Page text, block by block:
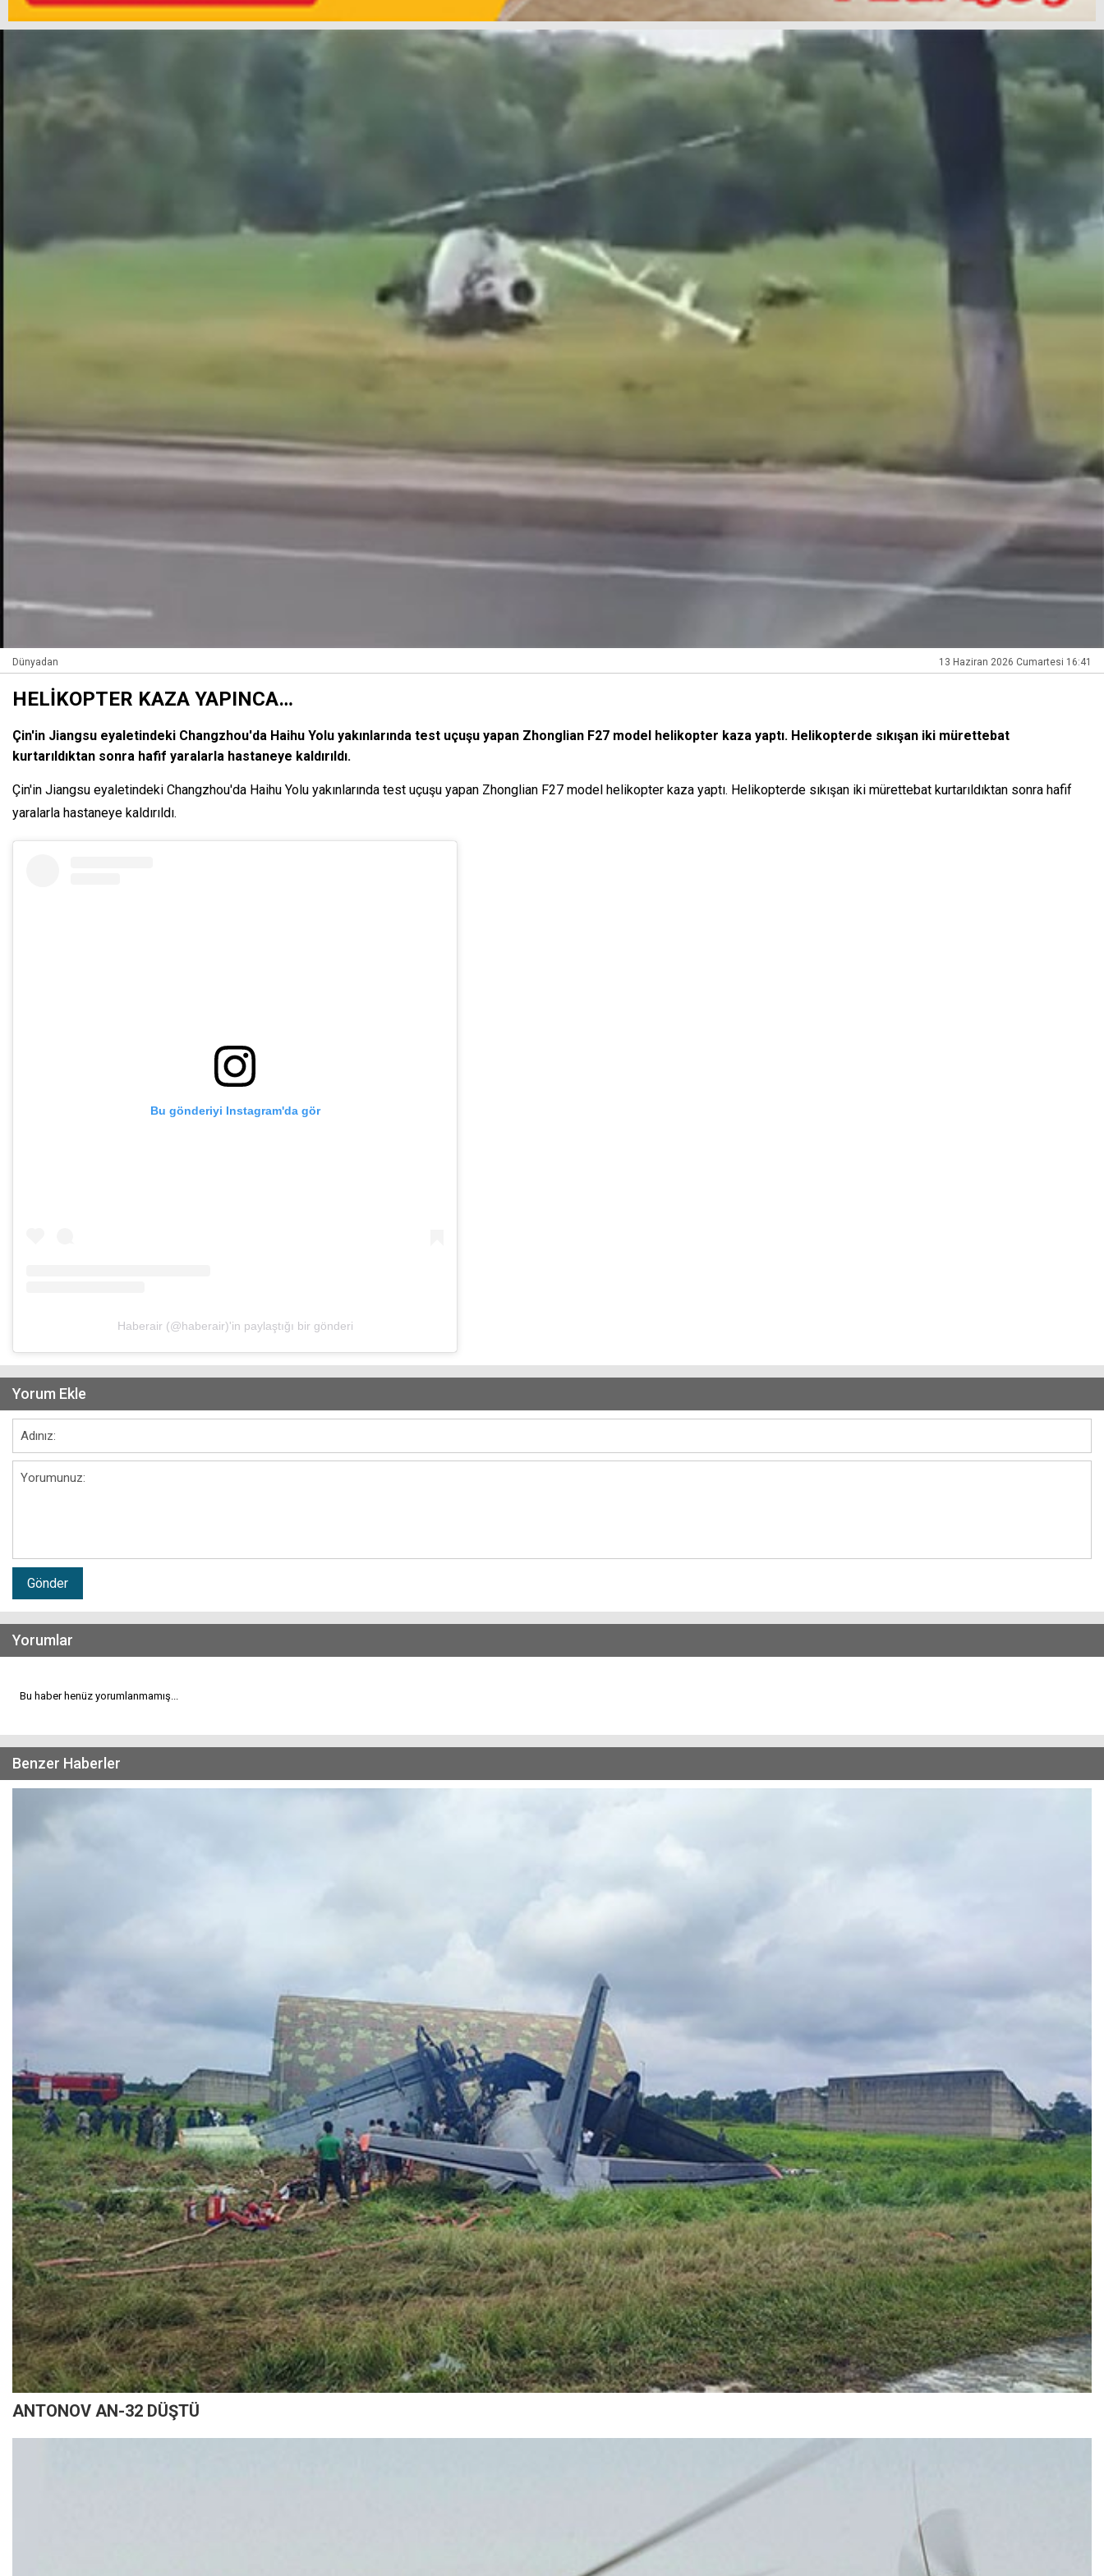
Dünyadan 13 Haziran 2026 Cumartesi 16:41
HELİKOPTER KAZA YAPINCA…
Çin'in Jiangsu eyaletindeki Changzhou'da Haihu Yolu yakınlarında test uçuşu yapan Zhonglian F27 model helikopter kaza yaptı. Helikopterde sıkışan iki mürettebat
kurtarıldıktan sonra hafif yaralarla hastaneye kaldırıldı.
Çin'in Jiangsu eyaletindeki Changzhou'da Haihu Yolu yakınlarında test uçuşu yapan Zhonglian F27 model helikopter kaza yaptı. Helikopterde sıkışan iki mürettebat kurtarıldıktan sonra hafif
yaralarla hastaneye kaldırıldı.
Bu gönderiyi Instagram'da gör
Haberair (@haberair)'in paylaştığı bir gönderi
Yorum Ekle
Gönder
Yorumlar
Bu haber henüz yorumlanmamış...
Benzer Haberler
ANTONOV AN-32 DÜŞTÜ